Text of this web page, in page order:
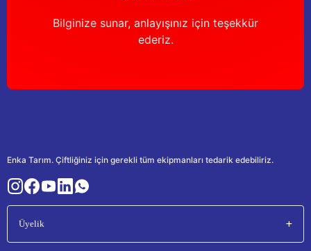
Bilginize sunar, anlayışınız için teşekkür
ederiz.
Enka Tarım. Çiftliğiniz için gerekli tüm ekipmanları tedarik edebiliriz.
Üyelik